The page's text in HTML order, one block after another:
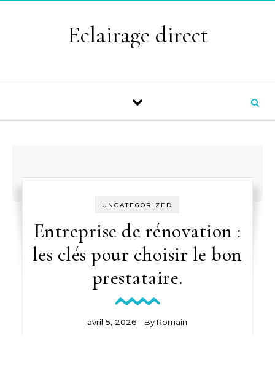
Eclairage direct
UNCATEGORIZED
Entreprise de rénovation :
les clés pour choisir le bon
prestataire.
avril 5, 2026 - By Romain